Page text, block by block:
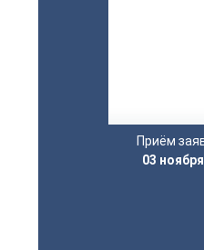
Приём
03